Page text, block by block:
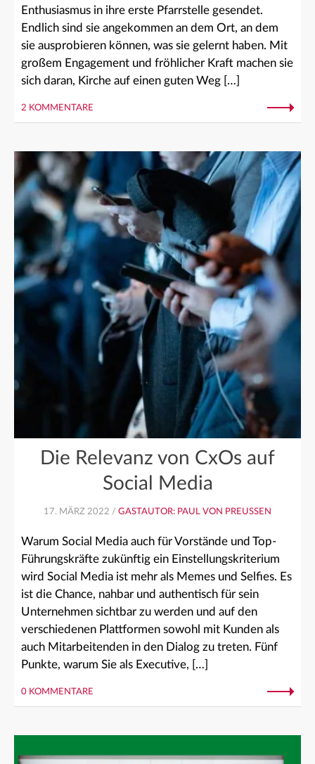
Enthusiasmus in ihre erste Pfarrstelle gesendet.
Endlich sind sie angekommen an dem Ort, an dem
sie ausprobieren können, was sie gelernt haben. Mit
großem Engagement und fröhlicher Kraft machen sie
sich daran, Kirche auf einen guten Weg […]
2 KOMMENTARE
Die Relevanz von CxOs auf
Social Media
17. MÄRZ 2022 / GASTAUTOR: PAUL VON PREUSSEN
Warum Social Media auch für Vorstände und Top-
Führungskräfte zukünftig ein Einstellungskriterium
wird Social Media ist mehr als Memes und Selfies. Es
ist die Chance, nahbar und authentisch für sein
Unternehmen sichtbar zu werden und auf den
verschiedenen Plattformen sowohl mit Kunden als
auch Mitarbeitenden in den Dialog zu treten. Fünf
Punkte, warum Sie als Executive, […]
0 KOMMENTARE